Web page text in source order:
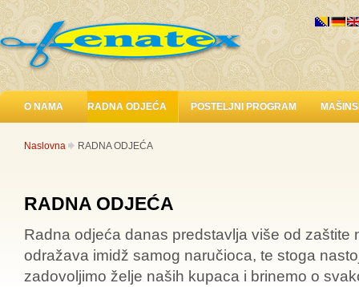
O NAMA RADNA ODJEĆA POSTELJNI PROGRAM
Naslovna RADNA ODJEĆA
RADNA ODJEĆA
Radna odjeća danas predstavlja više od zaštite
odražava imidž samog naručioca, te stoga
zadovoljimo želje naših kupaca i brinemo o